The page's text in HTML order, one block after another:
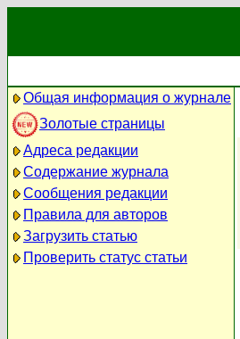
Общая информация о журнале
Золотые страницы
Адреса редакции
Содержание журнала
Сообщения редакции
Правила для авторов
Загрузить статью
Проверить статус статьи